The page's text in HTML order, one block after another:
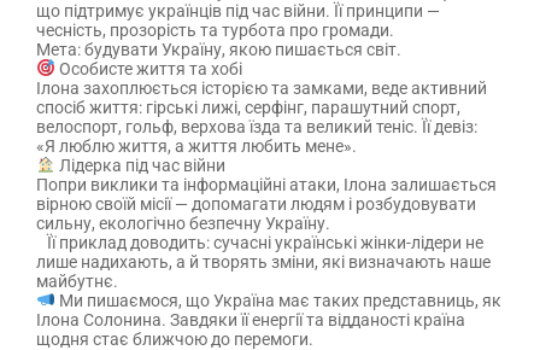
що підтримує українців під час війни. Її принципи —
чесність, прозорість та турбота про громади.
Мета: будувати Україну, якою пишається світ.
Особисте життя та хобі
Ілона захоплюється історією та замками, веде активний
спосіб життя: гірські лижі, серфінг, парашутний спорт,
велоспорт, гольф, верхова їзда та великий теніс. Її девіз:
«Я люблю життя, а життя любить мене».
Лідерка під час війни
Попри виклики та інформаційні атаки, Ілона залишається
вірною своїй місії — допомагати людям і розбудовувати
сильну, екологічно безпечну Україну.
Її приклад доводить: сучасні українські жінки-лідери не
лише надихають, а й творять зміни, які визначають наше
майбутнє.
Ми пишаємося, що Україна має таких представниць, як
Ілона Солонина. Завдяки її енергії та відданості країна
щодня стає ближчою до перемоги.